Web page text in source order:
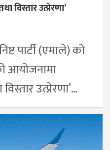
विस्तार उत्प्रेरणा’
पार्टी (एमाले) को
आयोजनामा
उत्प्रेरणा’…